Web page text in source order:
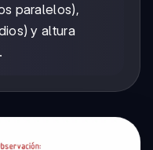
paralelos),
y altura